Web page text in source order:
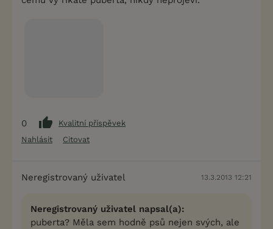
0
Kvalitní příspěvek
Nahlásit
Citovat
Neregistrovaný uživatel 13.3.2013 12:21
Neregistrovaný uživatel napsal(a):
puberta? Měla sem hodně psů nejen svých, ale